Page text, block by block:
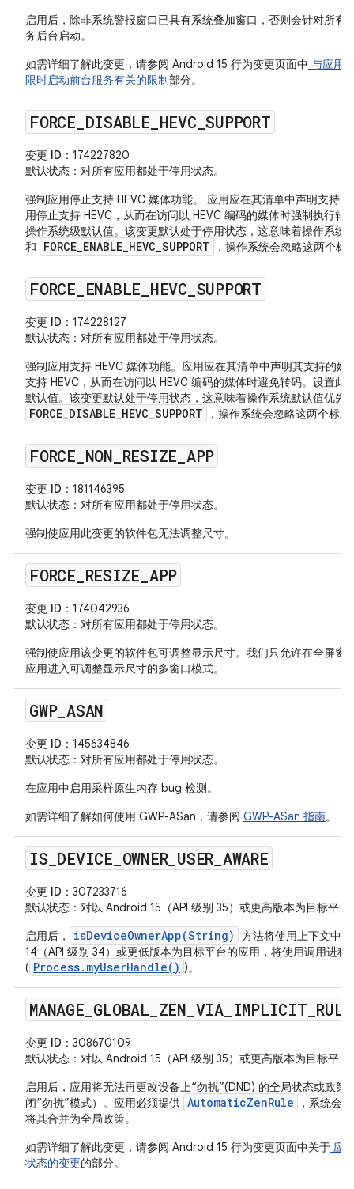
启用后，除非系统警报窗口已具有系统叠加窗口，否则会针对所有
务后台启动。
如需详细了解此变更，请参阅 Android 15 行为变更页面中 与应用
限时启动前台服务有关的限制部分。
FORCE DISABLE HEVC _SUPPORT
变更 ID ：174227820
默认状态 ：对所有应用都处于停用状态。
强制应用停止支持 HEVC 媒体功能。 应用应在其清单中声明支持
用停止支持 HEVC，从而在访问以 HEVC 编码的媒体时强制执行转
操作系统级默认值。该变更默认处于停用状态，这意味着操作系统
和
FORCE_ENABLE_HEVC_SUPPORT ，操作系统会忽略这两个标
FORCE ENABLE HEVC SUPPORT
变更 ID ：174228127
默认状态 ：对所有应用都处于停用状态。
强制应用支持 HEVC 媒体功能。应用应在其清单中声明其支持的
支持 HEVC，从而在访问以 HEVC 编码的媒体时避免转码。设置此
默认值。该变更默认处于停用状态，这意味着操作系统默认值优先
FORCE_DISABLE_HEVC_SUPPORT ，操作系统会忽略这两个标志
FORCE NON RESIZE APP
变更 ID ：181146395
默认状态 ：对所有应用都处于停用状态。
强制使应用此变更的软件包无法调整尺寸。
FORCE RESIZE APP
变更 ID ：174042936
默认状态 ：对所有应用都处于停用状态。
强制使应用该变更的软件包可调整显示尺寸。我们只允许在全屏窗
应用进入可调整显示尺寸的多窗口模式。
GWP_ ASAN
变更 ID ：145634846
默认状态 ：对所有应用都处于停用状态。
在应用中启用采样原生内存 bug 检测。
如需详细了解如何使用 GWP-ASan，请参阅 GWP-ASan 指南。
IS DEVICE OWNER_ USER AWARE
变更 ID ：307233716
默认状态 ：对以 Android 15（API 级别 35）或更高版本为目标平
启用后，
isDeviceOwnerApp(String)
方法将使用上下文中
14（API 级别 34）或更低版本为目标平台的应用，将使用调用进程
( Process.myUserHandle() )。
MANAGE GLOBAL ZEN VIA_ IMPLICIT
变更 ID ：308670109
默认状态 ：对以 Android 15（API 级别 35）或更高版本为目标平
启用后，应用将无法再更改设备上“勿扰”(DND) 的全局状态或政
闭“勿扰”模式）。应用必须提供 AutomaticZenRule
，系统会
将其合并为全局政策。
如需详细了解此变更，请参阅 Android 15 行为变更页面中关于 应
状态的变更的部分。